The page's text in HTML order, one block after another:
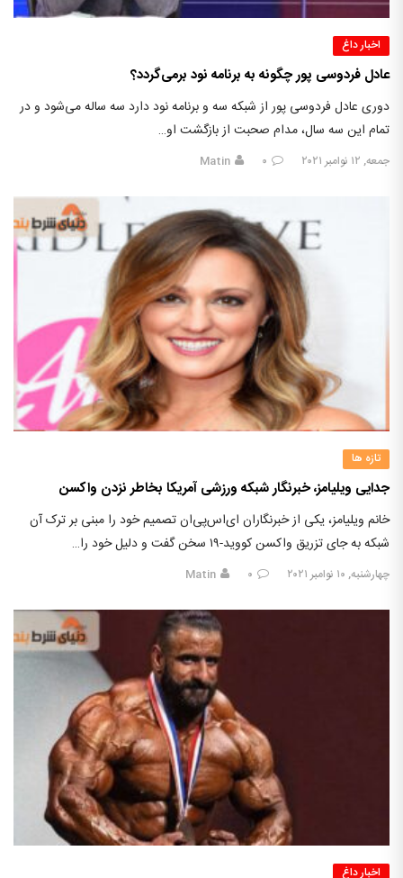
اخبار داغ
عادل فردوسی پور چگونه به برنامه نود برمی‌گردد؟
دوری عادل فردوسی پور از شبکه سه و برنامه نود دارد سه‌ ساله می‌شود و در
تمام این سه سال، مدام صحبت از بازگشت او…
جمعه, ۱۲ نوامبر ۲۰۲۱ ۰ Matin
تازه ها
جدایی ویلیامز، خبرنگار شبکه ورزشی آمریکا بخاطر نزدن واکسن
خانم ویلیامز، یکی از خبرنگاران ای‌اس‌پی‌ان تصمیم خود را مبنی بر ترک آن
شبکه به جای تزریق واکسن کووید-۱۹ سخن گفت و دلیل خود را…
چهارشنبه, ۱۰ نوامبر ۲۰۲۱ ۰ Matin
اخبار داغ